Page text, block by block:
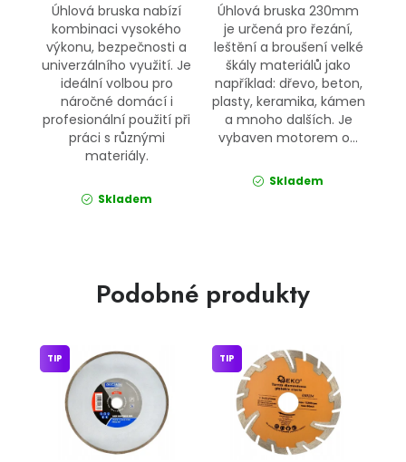
Úhlová bruska nabízí
kombinaci vysokého
výkonu, bezpečnosti a
univerzálního využití. Je
ideální volbou pro
náročné domácí i
profesionální použití při
práci s různými
materiály.
Skladem
Úhlová bruska 230mm
je určená pro řezání,
leštění a broušení velké
škály materiálů jako
například: dřevo, beton,
plasty, keramika, kámen
a mnoho dalších. Je
vybaven motorem o...
Skladem
Podobné produkty
TIP TIP